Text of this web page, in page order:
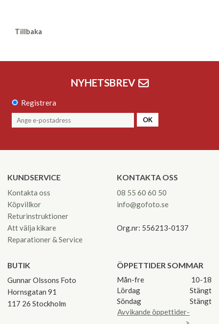
Tillbaka
NYHETSBREV
Registrera
OK
KUNDSERVICE
Kontakta oss
Köpvillkor
Returinstruktioner
Att välja kikare
Reparationer & Service
KONTAKTA OSS
08 55 60 60 50
info@gofoto.se
Org.nr: 556213-0137
BUTIK
Gunnar Olssons Foto
Hornsgatan 91
117 26 Stockholm
ÖPPETTIDER SOMMAR
Mån-fre
10-18
Lördag
Stängt
Söndag
Stängt
Avvikande öppettider-